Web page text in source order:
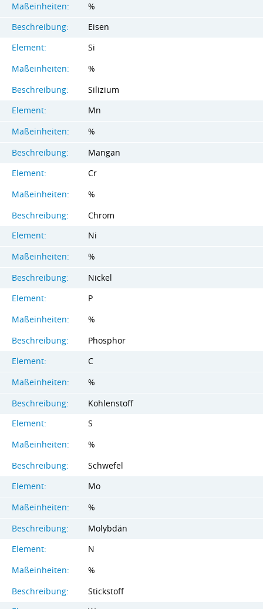
Maßeinheiten:
%
Beschreibung:
Eisen
Element:
Si
Maßeinheiten:
%
Beschreibung:
Silizium
Element:
Mn
Maßeinheiten:
%
Beschreibung:
Mangan
Element:
Cr
Maßeinheiten:
%
Beschreibung:
Chrom
Element:
Ni
Maßeinheiten:
%
Beschreibung:
Nickel
Element:
P
Maßeinheiten:
%
Beschreibung:
Phosphor
Element:
C
Maßeinheiten:
%
Beschreibung:
Kohlenstoff
Element:
S
Maßeinheiten:
%
Beschreibung:
Schwefel
Element:
Mo
Maßeinheiten:
%
Beschreibung:
Molybdän
Element:
N
Maßeinheiten:
%
Beschreibung:
Stickstoff